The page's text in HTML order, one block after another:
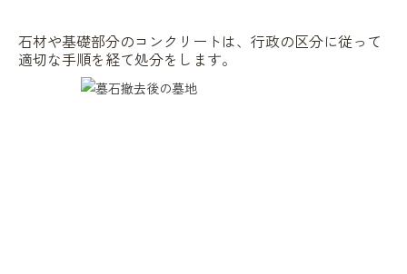
石材や基礎部分のコンクリートは、行政の区分に従って
適切な手順を経て処分をします。